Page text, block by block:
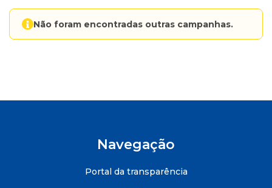
Não foram encontradas outras campanhas.
Navegação
Portal da transparência